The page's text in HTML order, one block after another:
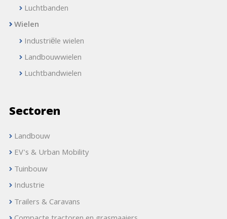
Luchtbanden
Wielen
Industriële wielen
Landbouwwielen
Luchtbandwielen
Sectoren
Landbouw
EV's & Urban Mobility
Tuinbouw
Industrie
Trailers & Caravans